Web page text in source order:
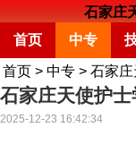
石家庄
首页
中专
首页 > 中专 > 石家
石家庄天使护
2025-12-23 16:42:34